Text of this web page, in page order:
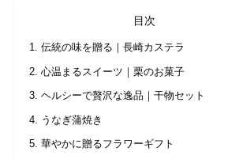
目次
伝統の味を贈る｜長崎カステラ
心温まるスイーツ｜栗のお菓子
ヘルシーで贅沢な逸品｜干物セット
うなぎ蒲焼き
華やかに贈るフラワーギフト